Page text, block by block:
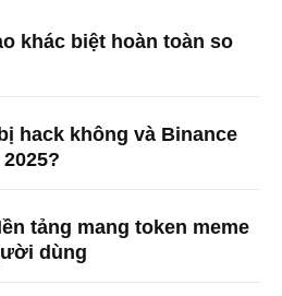
khác biệt hoàn toàn so
hack không và Binance
tảng mang token meme
dùng